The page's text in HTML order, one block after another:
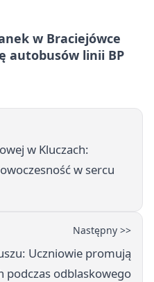
w Braciejówce
autobusów linii BP
w Kluczach:
w sercu
Następny >>
Uczniowie promują
podczas odblaskowego